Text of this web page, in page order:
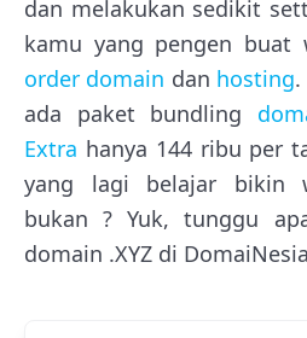
dan melakukan sedikit
kamu yang pengen buat
order domain dan hosting.
ada paket bundling
Extra hanya 144 ribu per
yang lagi belajar bikin
bukan ? Yuk, tunggu
domain .XYZ di